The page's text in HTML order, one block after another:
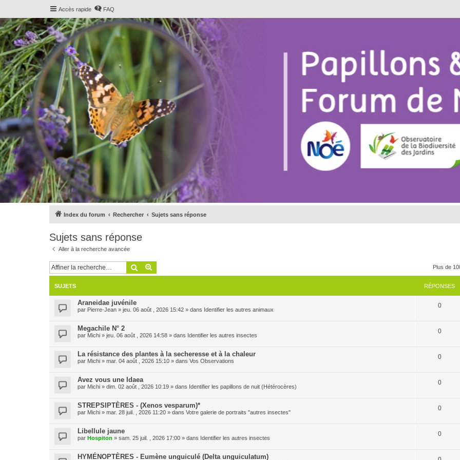
Accès rapide FAQ
Index du forum Rechercher Sujets sans réponse
Sujets sans réponse
Aller à la recherche avancée
Rechercher Plus de
SUJETS RÉPONSES
Araneidae juvénile
par Pierre-Jean » jeu. 06 août , 2026 15:42 » dans Identifier les autres animaux
0
Megachile N° 2
par Michi » jeu. 06 août , 2026 14:58 » dans Identifier les autres insectes
0
La résistance des plantes à la secheresse et à la chaleur
par Michi » mar. 04 août , 2026 15:10 » dans Vos Observations
0
Avez vous une Idaea
par Michi » dim. 02 août , 2026 10:19 » dans Identifier les papillons de nuit (Hétérocères)
0
STREPSIPTÈRES - (Xenos vesparum)*
par Michi » mar. 28 juil. , 2026 11:20 » dans Votre galerie de portraits "autres insectes"
0
Libellule jaune
par Hospiton » sam. 25 juil. , 2026 17:00 » dans Identifier les autres insectes
0
HYMÉNOPTÈRES - Eumène unguiculé (Delta unguiculatum)